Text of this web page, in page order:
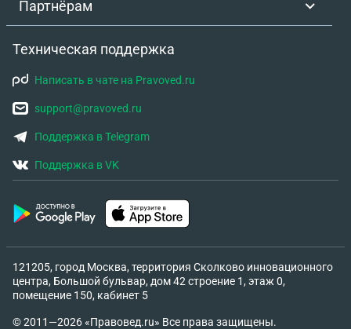
Партнёрам
Техническая поддержка
Написать в чате на Pravoved.ru
support@pravoved.ru
Поддержка в Telegram
Поддержка в VK
121205, город Москва, территория Сколково инновационного
центра, Большой бульвар, дом 42 строение 1, этаж 0,
помещение 150, кабинет 5
© 2011—2026 «Правовед.ru» Все права защищены.